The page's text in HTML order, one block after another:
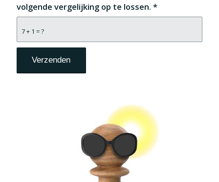
7 + 1 = ?
volgende vergelijking op te lossen. *